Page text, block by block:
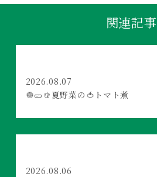
関連記事
2026.08.07
🧅🥒🫑夏野菜の🍅トマト煮
2026.08.06